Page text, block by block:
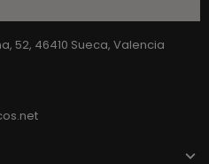
52, 46410 Sueca, Valencia